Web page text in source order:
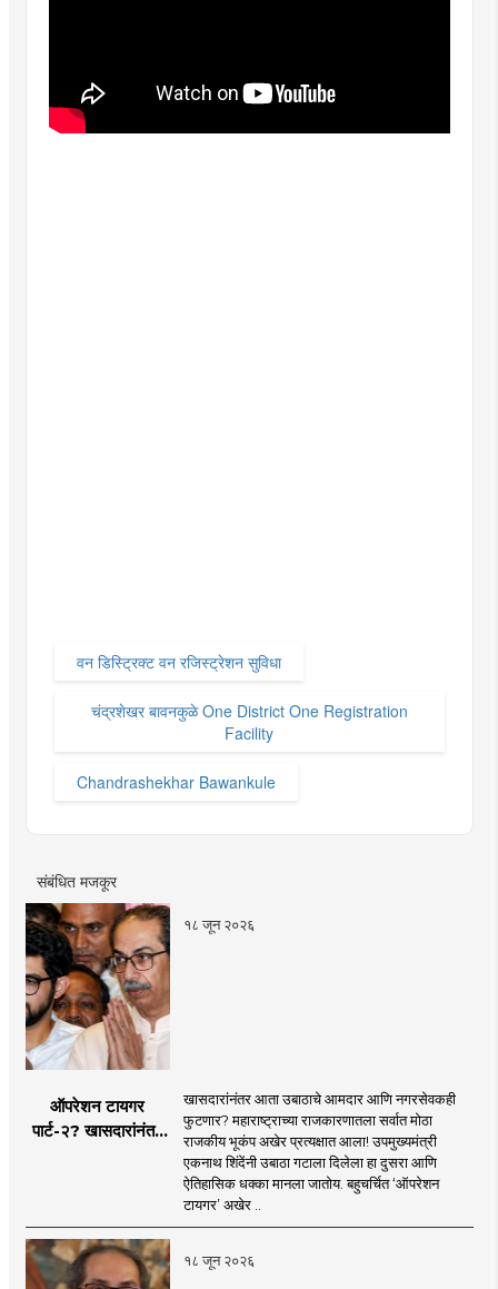
वन डिस्ट्रिक्ट वन रजिस्ट्रेशन सुविधा
चंद्रशेखर बावनकुळे One District One Registration
Facility
Chandrashekhar Bawankule
संबंधित मजकूर
१८ जून २०२६
ऑपरेशन टायगर
पार्ट-२? खासदारांनंतर
खासदारांनंतर आता उबाठाचे आमदार आणि नगरसेवकही
फुटणार? महाराष्ट्राच्या राजकारणातला सर्वात मोठा
राजकीय भूकंप अखेर प्रत्यक्षात आला! उपमुख्यमंत्री
एकनाथ शिंदेंनी उबाठा गटाला दिलेला हा दुसरा आणि
ऐतिहासिक धक्का मानला जातोय. बहुचर्चित ‘ऑपरेशन
टायगर’ अखेर ..
१८ जून २०२६